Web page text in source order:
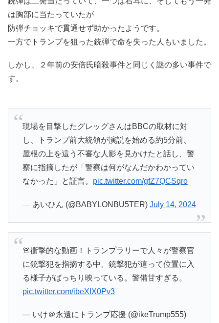
は胸部に当たっていたが
防弾チョッキで貫通せず助かったようです。
一方でトランプを狙った銃弾で命を失った人もいました。
しかし、２年前の安倍氏暗殺事件と同じく謎の多い事件で
す。
現場を目撃したグレッグさんはBBCの取材に対
し、トランプ前大統領が演説を始める約5分前、
屋根の上を這う不審な人影を見かけたと話し、警
察に指摘したが「警察は何がなんだかわかってい
なかった」と証言。 pic.twitter.com/gfZ7QCSqro
— あいひん (@BABYLONBU5TER) July 14, 2024
🚨衝撃的な動画！トランプラリーで人々が警察官
に銃撃犯を指摘する中、銃撃犯が這って位置に入
る様子がばっちり映っている。警備甘すぎる。
pic.twitter.com/ibeXIX0Pv3
— いけ＠永遠にトランプ応援 (@ikeTrump555)